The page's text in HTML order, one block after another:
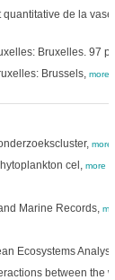
de la
Bruxelles. 97
Brussels, more
more
cel, more
Marine Records,
Ecosystems
between the